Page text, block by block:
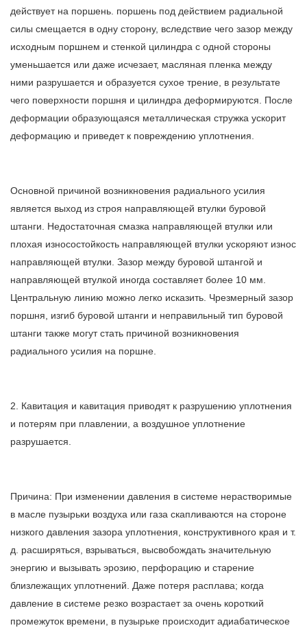
действует на поршень. поршень под действием радиальной
силы смещается в одну сторону, вследствие чего зазор между
исходным поршнем и стенкой цилиндра с одной стороны
уменьшается или даже исчезает, масляная пленка между
ними разрушается и образуется сухое трение, в результате
чего поверхности поршня и цилиндра деформируются. После
деформации образующаяся металлическая стружка ускорит
деформацию и приведет к повреждению уплотнения.
Основной причиной возникновения радиального усилия
является выход из строя направляющей втулки буровой
штанги. Недостаточная смазка направляющей втулки или
плохая износостойкость направляющей втулки ускоряют износ
направляющей втулки. Зазор между буровой штангой и
направляющей втулкой иногда составляет более 10 мм.
Центральную линию можно легко исказить. Чрезмерный зазор
поршня, изгиб буровой штанги и неправильный тип буровой
штанги также могут стать причиной возникновения
радиального усилия на поршне.
2. Кавитация и кавитация приводят к разрушению уплотнения
и потерям при плавлении, а воздушное уплотнение
разрушается.
Причина: При изменении давления в системе нерастворимые
в масле пузырьки воздуха или газа скапливаются на стороне
низкого давления зазора уплотнения, конструктивного края и т.
д. расширяться, взрываться, высвобождать значительную
энергию и вызывать эрозию, перфорацию и старение
близлежащих уплотнений. Даже потеря расплава; когда
давление в системе резко возрастает за очень короткий
промежуток времени, в пузырьке происходит адиабатическое